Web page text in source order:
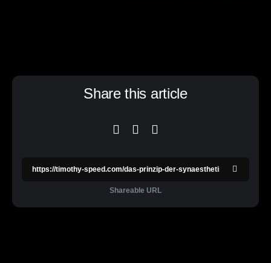
Share this article
Shareable URL